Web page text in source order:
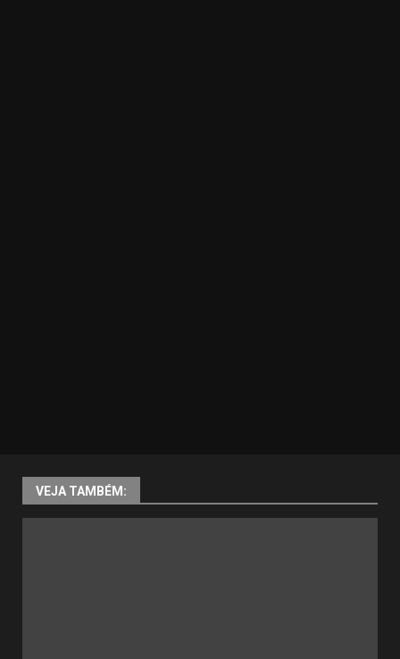
VEJA TAMBÉM: